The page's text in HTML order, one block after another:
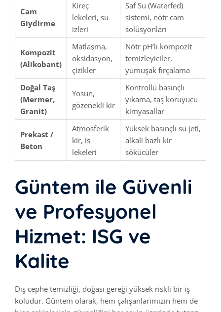
Cam
Giydirme
Kireç
lekeleri, su
izleri
Saf Su (Waterfed)
sistemi, nötr cam
solüsyonları
Kompozit
(Alikobant)
Matlaşma,
oksidasyon,
çizikler
Nötr pH’lı kompozit
temizleyiciler,
yumuşak fırçalama
Doğal Taş
(Mermer,
Granit)
Yosun,
gözenekli kir
Kontrollü basınçlı
yıkama, taş koruyucu
kimyasallar
Prekast /
Beton
Atmosferik
kir, is
lekeleri
Yüksek basınçlı su jeti,
alkali bazlı kir
sökücüler
Güntem ile Güvenli
ve Profesyonel
Hizmet: ISG ve
Kalite
Dış cephe temizliği, doğası gereği yüksek riskli bir iş
koludur. Güntem olarak, hem çalışanlarımızın hem de